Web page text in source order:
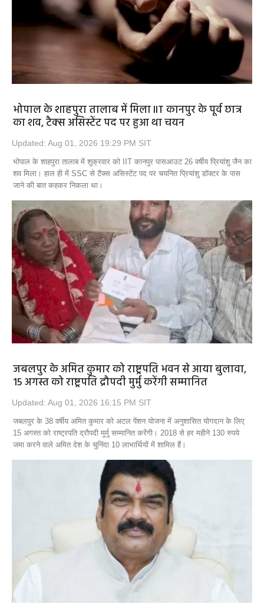
Opinion
Health & Lifestyle
भोपाल के शाहपुरा तालाब में मिला IIT कानपुर के पूर्व छात्र
का शव, टैक्स असिस्टेंट पद पर हुआ था चयन
Updated: Aug 01, 2026 19:29 PM SIT
भोपाल के शाहपुरा तालाब में शुक्रवार को IIT कानपुर पासआउट 26 वर्षीय प्रियांशु जैन का
शव मिला। हाल ही में SSC से टैक्स असिस्टेंट पद पर चयनित प्रियांशु डॉक्टर के पास
जाने की बात कहकर निकला था।
जबलपुर के अमित कुमार को राष्ट्रपति भवन से आया बुलावा,
15 अगस्त को राष्ट्रपति द्रौपदी मुर्मु करेंगी सम्मानित
Updated: Aug 01, 2026 16:15 PM SIT
जबलपुर के 38 वर्षीय अमित कुमार को अटल पेंशन योजना में अनुशासित योगदान के लिए
15 अगस्त को राष्ट्रपति द्रौपदी मुर्मु सम्मानित करेंगी। 2018 से हर महीने 130 रुपये
जमा करने वाले अमित देश के चुनिंदा 10 लाभार्थियों में शामिल हैं।